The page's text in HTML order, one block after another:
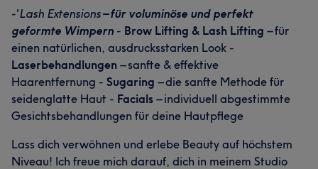
-'Lash Extensions– für voluminöse und perfekt
geformte Wimpern - Brow Lifting & Lash Lifting – für
einen natürlichen, ausdrucksstarken Look -
Laserbehandlungen – sanfte & effektive
Haarentfernung - Sugaring – die sanfte Methode für
seidenglatte Haut - Facials – individuell abgestimmte
Gesichtsbehandlungen für deine Hautpflege
Lass dich verwöhnen und erlebe Beauty auf höchstem
Niveau! Ich freue mich darauf, dich in meinem Studio